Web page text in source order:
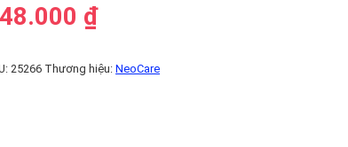
₫
25266 Thương hiệu:NeoCare